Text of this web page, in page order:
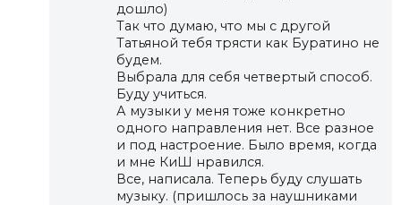
дошло)
Так что думаю, что мы с другой
Татьяной тебя трясти как Буратино не
будем.
Выбрала для себя четвертый способ.
Буду учиться.
А музыки у меня тоже конкретно
одного направления нет. Все разное
и под настроение. Было время, когда
и мне КиШ нравился.
Все, написала. Теперь буду слушать
музыку. (пришлось за наушниками